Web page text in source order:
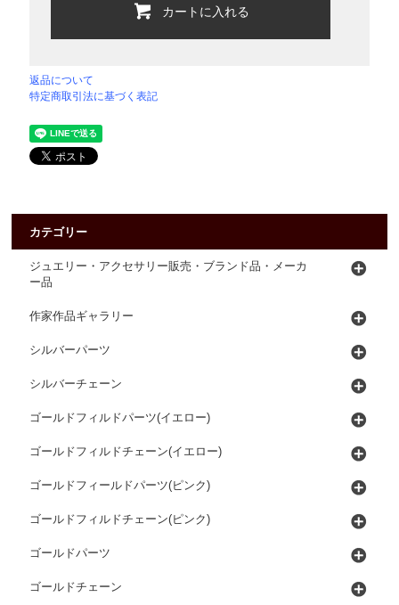
カートに入れる
返品について
特定商取引法に基づく表記
カテゴリー
ジュエリー・アクセサリー販売・ブランド品・メーカ
ー品
作家作品ギャラリー
シルバーパーツ
シルバーチェーン
ゴールドフィルドパーツ(イエロー)
ゴールドフィルドチェーン(イエロー)
ゴールドフィールドパーツ(ピンク)
ゴールドフィルドチェーン(ピンク)
ゴールドパーツ
ゴールドチェーン